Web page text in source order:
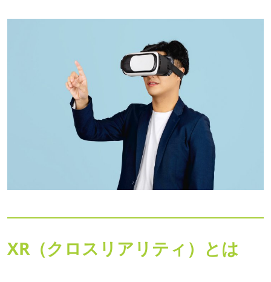
XR（クロスリアリティ）とは